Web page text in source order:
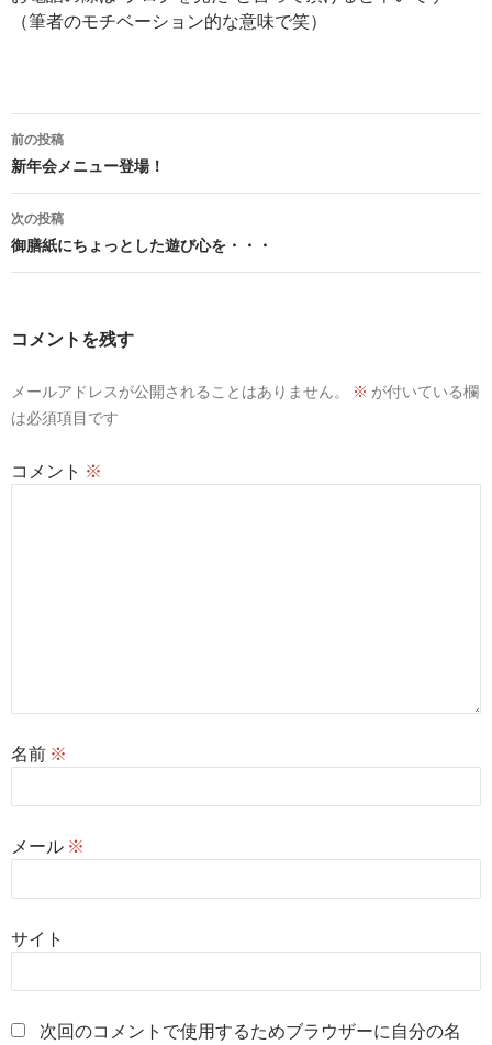
（筆者のモチベーション的な意味で笑）
投
稿
ナ
ビ
ョ
前の投稿
新年会メニュー登場！
次の投稿
御膳紙にちょっとした遊び心を・・・
コメントを残す
メールアドレスが公開されることはありません。 ※ が付いている欄
は必須項目です
コメント ※
名前 ※
メール ※
サイト
次回のコメントで使用するためブラウザーに自分の名